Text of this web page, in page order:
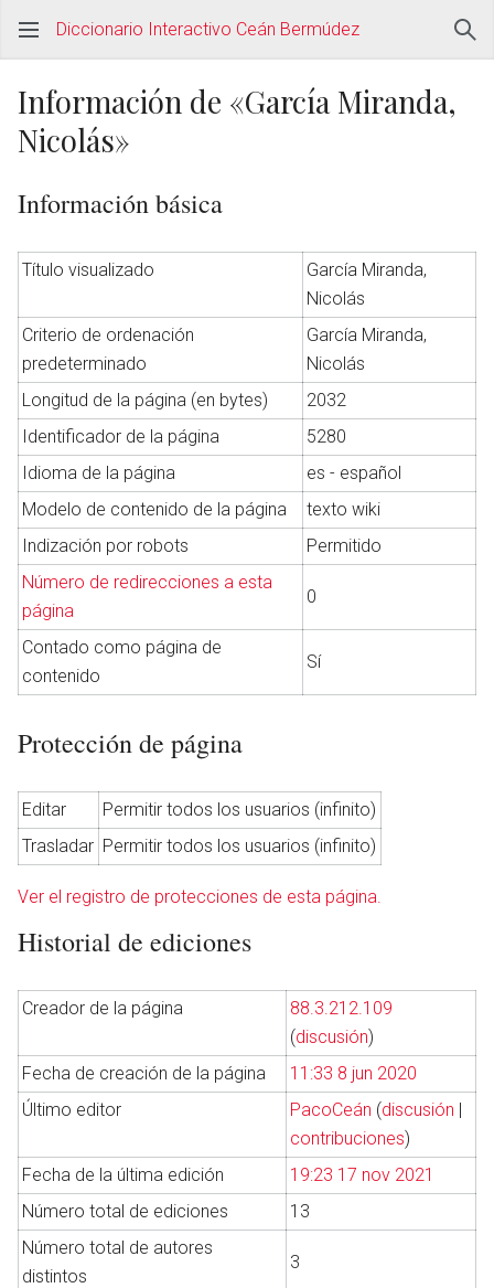
Abrir menú principal
Diccionario Interactivo Ceán Bermúdez
Información de «García Miranda,
Nicolás»
Información básica
Título visualizado
García Miranda,
Nicolás
Criterio de ordenación
predeterminado
García Miranda,
Nicolás
Longitud de la página (en bytes)
2032
Identificador de la página
5280
Idioma de la página
es - español
Modelo de contenido de la página
texto wiki
Indización por robots
Permitido
Número de redirecciones a esta
página
0
Contado como página de
contenido
Sí
Protección de página
Editar
Permitir todos los usuarios (infinito)
Trasladar Permitir todos los usuarios (infinito)
Ver el registro de protecciones de esta página.
Historial de ediciones
Creador de la página
88.3.212.109
(discusión)
Fecha de creación de la página
11:33 8 jun 2020
Último editor
PacoCeán (discusión |
contribuciones)
Fecha de la última edición
19:23 17 nov 2021
Número total de ediciones
13
Número total de autores
distintos
3